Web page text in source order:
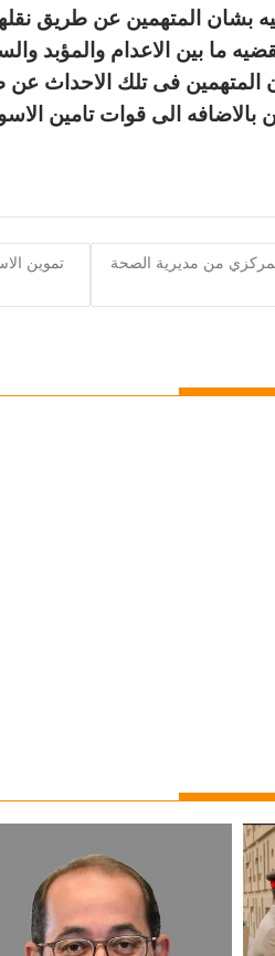
بشان المتهمين عن طريق
ما بين الاعدام والمؤبد
المتهمين فى تلك الاحداث
بالاضافه الى قوات تامين
من مديرية الصحة
تموين